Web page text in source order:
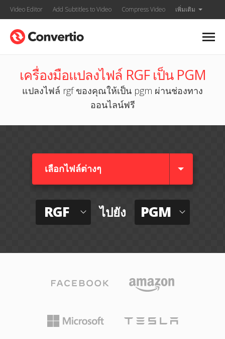
Video Editor Add Subtitles to Video Compress Video เพิ่มเติม
เครื่องมือแปลงไฟล์ RGF เป็น PGM
แปลงไฟล์ rgf ของคุณให้เป็น pgm ผ่านช่องทาง
ออนไลน์ฟรี
เลือกไฟล์ต่างๆ​
RGF ไปยัง PGM